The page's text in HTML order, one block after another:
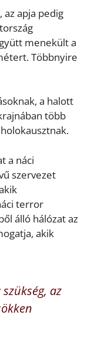
apja pedig
menekült a
Többnyire
a halott
több
a náci
szervezet
terror
álló hálózat az
akik
az